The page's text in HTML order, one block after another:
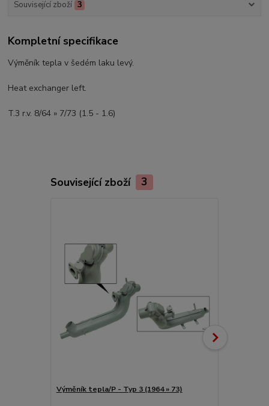
Související zboží 3
Kompletní specifikace
Výměník tepla v šedém laku levý.
Heat exchanger left.
T.3 r.v. 8/64 » 7/73 (1.5 - 1.6)
Související zboží 3
Výměník tepla/P - Typ 3 (1964 » 73)